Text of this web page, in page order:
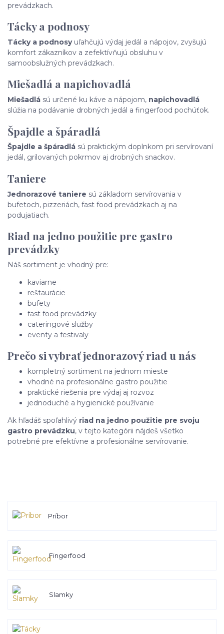
prevádzkach.
Tácky a podnosy
Tácky a podnosyuľahčujú výdaj jedál a nápojov, zvyšujú
komfort zákazníkov a zefektívňujú obsluhu v
samoobslužných prevádzkach.
Miešadlá a napichovadlá
Miešadlá sú určené ku káve a nápojom, napichovadlá
slúžia na podávanie drobných jedál a fingerfood pochúťok.
Špajdle a špáradlá
Špajdle a špáradlá sú praktickým doplnkom pri servírovaní
jedál, grilovaných pokrmov aj drobných snackov.
Taniere
Jednorazové taniere sú základom servírovania v
bufetoch, pizzeriách, fast food prevádzkach aj na
podujatiach.
Riad na jedno použitie pre gastro
prevádzky
Náš sortiment je vhodný pre:
kaviarne
reštaurácie
bufety
fast food prevádzky
cateringové služby
eventy a festivaly
Prečo si vybrať jednorazový riad u nás
kompletný sortiment na jednom mieste
vhodné na profesionálne gastro použitie
praktické riešenia pre výdaj aj rozvoz
jednoduché a hygienické používanie
Ak hľadáš spoľahlivý riad na jedno použitie pre svoju
gastro prevádzku, v tejto kategórii nájdeš všetko
potrebné pre efektívne a profesionálne servírovanie.
Príbor
Fingerfood
Slamky